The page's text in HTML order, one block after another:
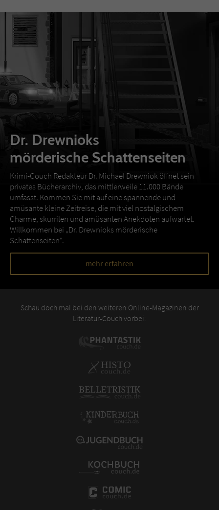
Dr. Drewnioks
mörderische Schattenseiten
Krimi-Couch Redakteur Dr. Michael Drewniok öffnet sein
privates Bücherarchiv, das mittlerweile 11.000 Bände
umfasst. Kommen Sie mit auf eine spannende und
amüsante kleine Zeitreise, die mit viel nostalgischem
Charme, skurrilen und amüsanten Anekdoten aufwartet.
Willkommen bei „Dr. Drewnioks mörderische
Schattenseiten“.
mehr erfahren
Schau doch mal bei den weiteren Online-Magazinen der
Literatur-Couch vorbei: